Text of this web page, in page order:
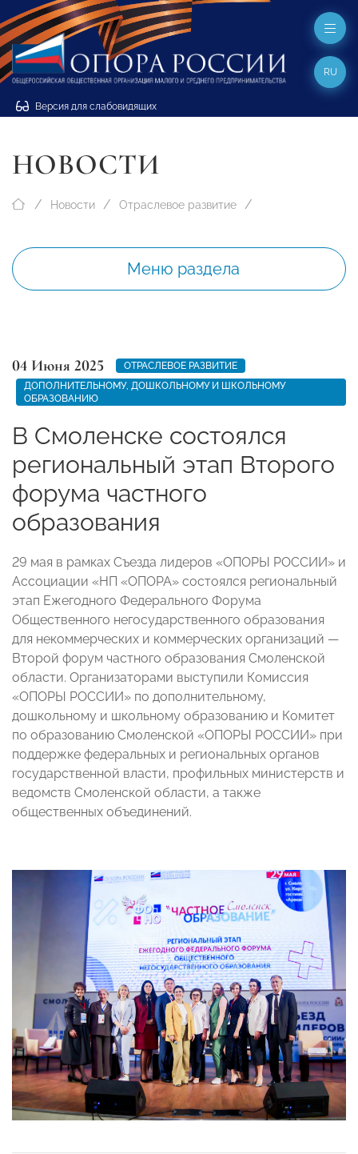
Версия для слабовидящих
RU
НОВОСТИ
Новости Отраслевое развитие
Меню раздела
04 Июня 2025
ОТРАСЛЕВОЕ РАЗВИТИЕ
ДОПОЛНИТЕЛЬНОМУ, ДОШКОЛЬНОМУ И ШКОЛЬНОМУ
ОБРАЗОВАНИЮ
В Смоленске состоялся
региональный этап Второго
форума частного
образования
29 мая в рамках Съезда лидеров «ОПОРЫ РОССИИ» и
Ассоциации «НП «ОПОРА» состоялся региональный
этап Ежегодного Федерального Форума
Общественного негосударственного образования
для некоммерческих и коммерческих организаций —
Второй форум частного образования Смоленской
области. Организаторами выступили Комиссия
«ОПОРЫ РОССИИ» по дополнительному,
дошкольному и школьному образованию и Комитет
по образованию Смоленской «ОПОРЫ РОССИИ» при
поддержке федеральных и региональных органов
государственной власти, профильных министерств и
ведомств Смоленской области, а также
общественных объединений.